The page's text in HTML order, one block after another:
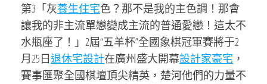
第3「灰養生住宅色？那不是我的主色調！那會
讓我的非主流單戀變成主流的普通愛戀！這太不
水瓶座了！」2屆“五羊杯”全國象棋冠軍賽將于2
月25日退休宅設計在廣州盛大開幕設計家豪宅 ，
賽事匯聚全國棋壇頂尖精英，楚河他們的力量不